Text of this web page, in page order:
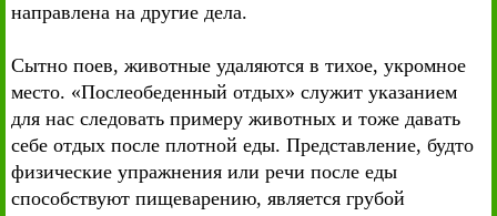
направлена на другие дела.
Сытно поев, животные удаляются в тихое, укромное
место. «Послеобеденный отдых» служит указанием
для нас следовать примеру животных и тоже давать
себе отдых после плотной еды. Представление, будто
физические упражнения или речи после еды
способствуют пищеварению, является грубой